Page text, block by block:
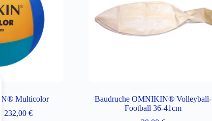
Multicolor
232,00€Plage
Baudruche OMNIKIN® Volleyball-
Football 36-41cm